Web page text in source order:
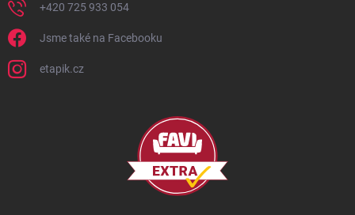
+420 725 933 054
Jsme také na Facebooku
etapik.cz